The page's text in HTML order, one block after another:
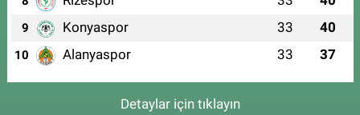
9 Konyaspor 33 40
10 Alanyaspor 33 37
Detaylar için tıklayın